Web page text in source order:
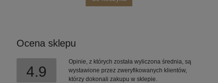
Ocena sklepu
4.9
Opinie, z których została wyliczona średnia, są
wystawione przez zweryfikowanych klientów,
którzy dokonali zakupu w sklepie.